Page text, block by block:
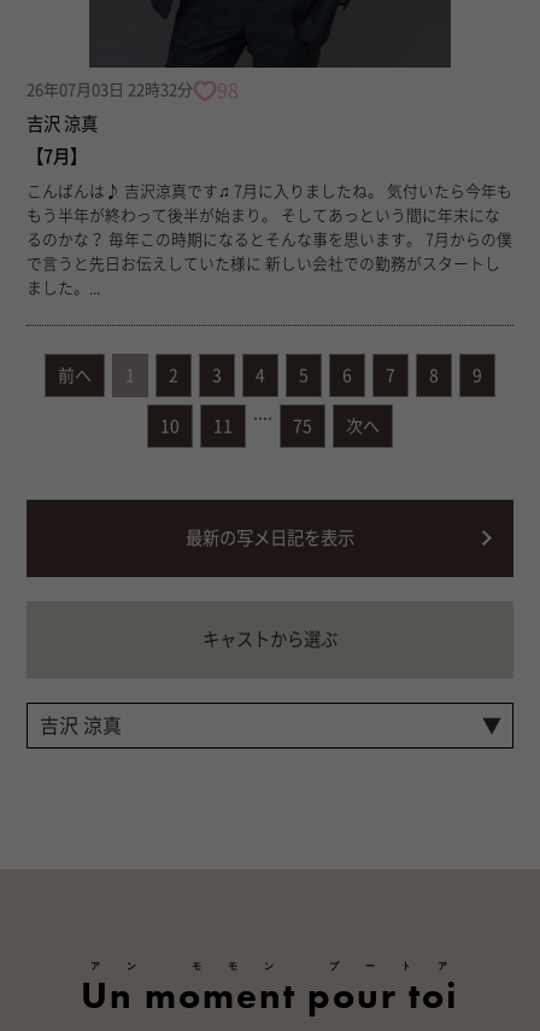
26年07月03日 22時32分 98
吉沢 涼真
【7月】
こんばんは♪ 吉沢涼真です♫ 7月に入りましたね。 気付いたら今年も
もう半年が終わって後半が始まり。 そしてあっという間に年末にな
るのかな？ 毎年この時期になるとそんな事を思います。 7月からの僕
で言うと先日お伝えしていた様に 新しい会社での勤務がスタートし
ました。...
前へ 1 2 3 4 5 6 7 8 9
10 11 75 次へ
最新の写メ日記を表示
キャストから選ぶ
Un moment pour toi
アン モモン プートア